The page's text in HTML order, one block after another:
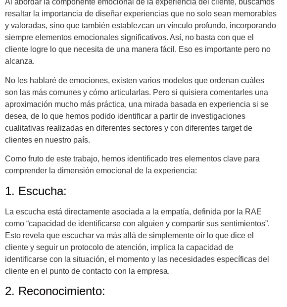
Al abordar la componente emocional de la experiencia del cliente, buscamos
resaltar la importancia de diseñar experiencias que no solo sean memorables
y valoradas, sino que también establezcan un vínculo profundo, incorporando
siempre elementos emocionales significativos. Así, no basta con que el
cliente logre lo que necesita de una manera fácil. Eso es importante pero no
alcanza.
No les hablaré de emociones, existen varios modelos que ordenan cuáles
son las más comunes y cómo articularlas. Pero si quisiera comentarles una
aproximación mucho más práctica, una mirada basada en experiencia si se
desea, de lo que hemos podido identificar a partir de investigaciones
cualitativas realizadas en diferentes sectores y con diferentes target de
clientes en nuestro país.
Como fruto de este trabajo, hemos identificado tres elementos clave para
comprender la dimensión emocional de la experiencia:
1. Escucha:
La escucha está directamente asociada a la empatía, definida por la RAE
como “capacidad de identificarse con alguien y compartir sus sentimientos”.
Esto revela que escuchar va más allá de simplemente oír lo que dice el
cliente y seguir un protocolo de atención, implica la capacidad de
identificarse con la situación, el momento y las necesidades específicas del
cliente en el punto de contacto con la empresa.
2. Reconocimiento: